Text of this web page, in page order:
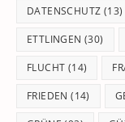
DATENSCHUTZ (13)
ETTLINGEN (30)
FLUCHT (14)
FRIEDEN (14)